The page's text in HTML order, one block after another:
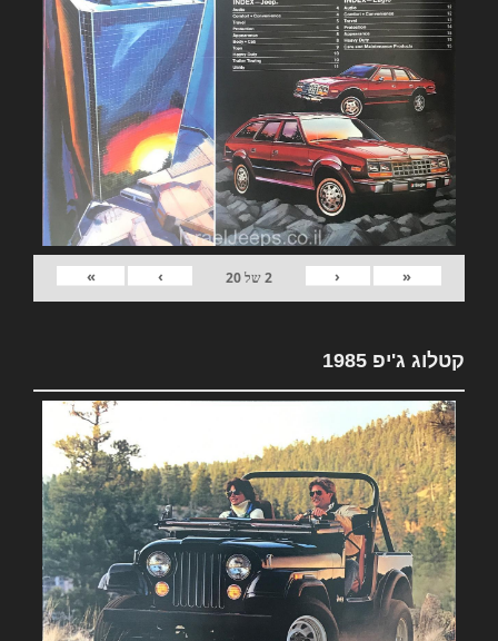
«
‹
2של20
›
»
קטלוג ג'יפ 1985